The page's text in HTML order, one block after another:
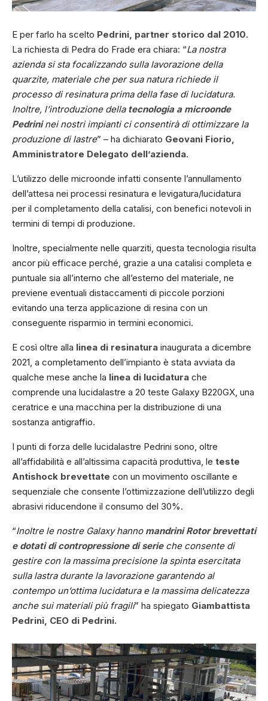
E per farlo ha scelto Pedrini, partner storico dal 2010.
La richiesta di Pedra do Frade era chiara: “La nostra
azienda si sta focalizzando sulla lavorazione della
quarzite, materiale che per sua natura richiede il
processo di resinatura prima della fase di lucidatura.
Inoltre, l’introduzione della tecnologia a microonde
Pedrininei nostri impianti ci consentirà di ottimizzare la
produzione di lastre” – ha dichiarato Geovani Fiorio,
Amministratore Delegato dell’azienda.
L’utilizzo delle microonde infatti consente l’annullamento
dell’attesa nei processi resinatura e levigatura/lucidatura
per il completamento della catalisi, con benefici notevoli in
termini di tempi di produzione.
Inoltre, specialmente nelle quarziti, questa tecnologia risulta
ancor più efficace perché, grazie a una catalisi completa e
puntuale sia all’interno che all’esterno del materiale, ne
previene eventuali distaccamenti di piccole porzioni
evitando una terza applicazione di resina con un
conseguente risparmio in termini economici.
E così oltre alla linea di resinatura inaugurata a dicembre
2021, a completamento dell’impianto è stata avviata da
qualche mese anche la linea di lucidatura che
comprende una lucidalastre a 20 teste Galaxy B220GX, una
ceratrice e una macchina per la distribuzione di una
sostanza antigraffio.
I punti di forza delle lucidalastre Pedrini sono, oltre
all’affidabilità e all’altissima capacità produttiva, le teste
Antishock brevettate con un movimento oscillante e
sequenziale che consente l’ottimizzazione dell’utilizzo degli
abrasivi riducendone il consumo del 30%.
“Inoltre le nostre Galaxy hanno mandrini Rotor brevettati
e dotati di contropressione di serieche consente di
gestire con la massima precisione la spinta esercitata
sulla lastra durante la lavorazione garantendo al
contempo un’ottima lucidatura e la massima delicatezza
anche sui materiali più fragili” ha spiegato Giambattista
Pedrini, CEO di Pedrini.